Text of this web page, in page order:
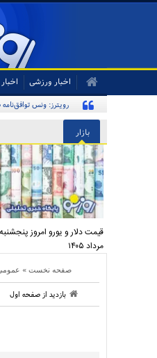
اخبار ورزشی
رویترز: ونس توافق‌نامه
بازار
مرداد ۱۴۰۵
صفحه نخست »
بازدید از صفحه اول